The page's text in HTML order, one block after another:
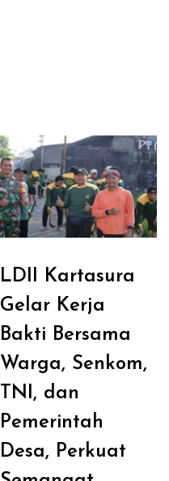
LDII Kartasura
Gelar Kerja
Bakti Bersama
Warga, Senkom,
TNI, dan
Pemerintah
Desa, Perkuat